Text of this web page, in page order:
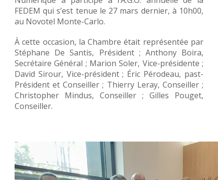
FEDEM qui s’est tenue le 27 mars dernier, à 10h00,
au Novotel Monte-Carlo.
À cette occasion, la Chambre était représentée par
Stéphane De Santis, Président ; Anthony Boira,
Secrétaire Général ; Marion Soler, Vice-présidente ;
David Sirour, Vice-président ; Éric Pérodeau, past-
Président et Conseiller ; Thierry Leray, Conseiller ;
Christopher Mindus, Conseiller ; Gilles Pouget,
Conseiller.